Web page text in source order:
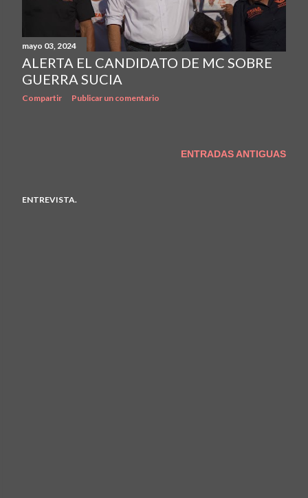
mayo 03, 2024
ALERTA EL CANDIDATO DE MC SOBRE
GUERRA SUCIA
Compartir Publicar un comentario
ENTRADAS ANTIGUAS
ENTREVISTA.